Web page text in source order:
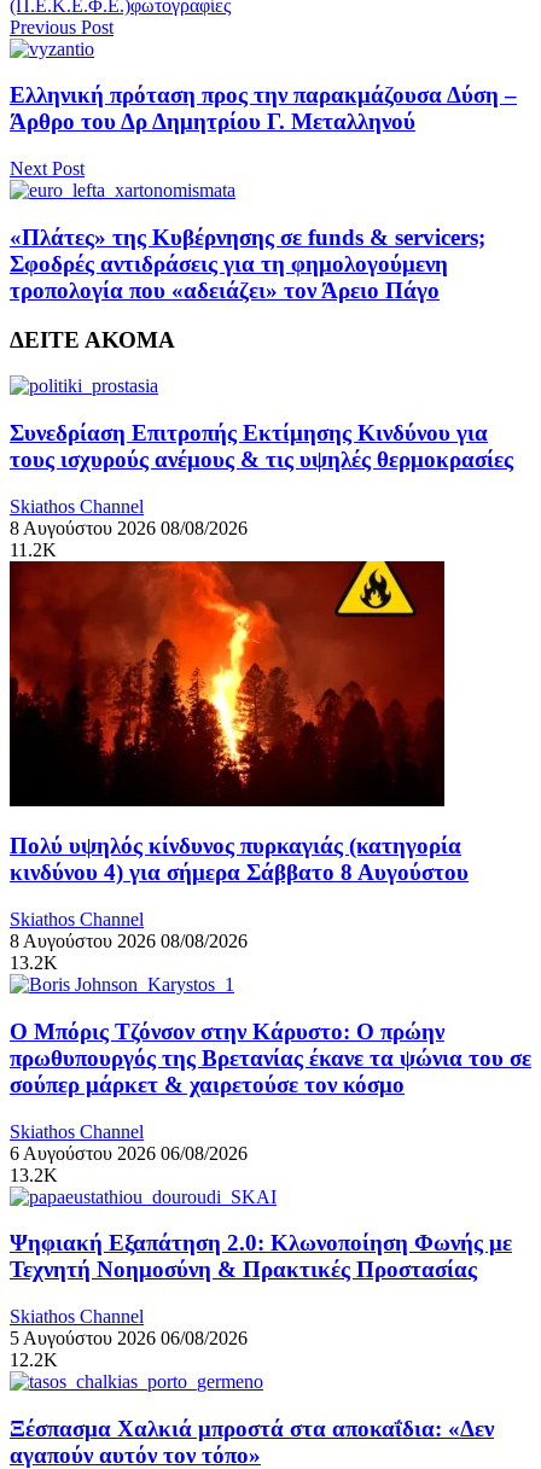
(Π.Ε.Κ.Ε.Φ.Ε.)φωτογραφίες
Previous Post
Ελληνική πρόταση προς την παρακμάζουσα Δύση –
Άρθρο του Δρ Δημητρίου Γ. Μεταλληνού
Next Post
«Πλάτες» της Κυβέρνησης σε funds & servicers;
Σφοδρές αντιδράσεις για τη φημολογούμενη
τροπολογία που «αδειάζει» τον Άρειο Πάγο
ΔΕΙΤΕ ΑΚΟΜΑ
Συνεδρίαση Επιτροπής Εκτίμησης Κινδύνου για
τους ισχυρούς ανέμους & τις υψηλές θερμοκρασίες
Skiathos Channel
8 Αυγούστου 2026 08/08/2026
11.2K
Πολύ υψηλός κίνδυνος πυρκαγιάς (κατηγορία
κινδύνου 4) για σήμερα Σάββατο 8 Αυγούστου
Skiathos Channel
8 Αυγούστου 2026 08/08/2026
13.2K
Ο Μπόρις Τζόνσον στην Κάρυστο: Ο πρώην
πρωθυπουργός της Βρετανίας έκανε τα ψώνια του σε
σούπερ μάρκετ & χαιρετούσε τον κόσμο
Skiathos Channel
6 Αυγούστου 2026 06/08/2026
13.2K
Ψηφιακή Εξαπάτηση 2.0: Κλωνοποίηση Φωνής με
Τεχνητή Νοημοσύνη & Πρακτικές Προστασίας
Skiathos Channel
5 Αυγούστου 2026 06/08/2026
12.2K
Ξέσπασμα Χαλκιά μπροστά στα αποκαΐδια: «Δεν
αγαπούν αυτόν τον τόπο»